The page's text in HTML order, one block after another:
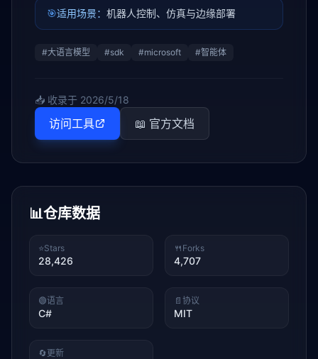
🎯适用场景： 机器人控制、仿真与边缘部署
#大语言模型 #sdk #microsoft #智能体
📥 收录于 2026/5/18
访问工具 📖 官方文档
📊仓库数据
⭐Stars
28,426
🍴 Forks
4,707
🟢语言
C#
📄 协议
MIT
🔄更新